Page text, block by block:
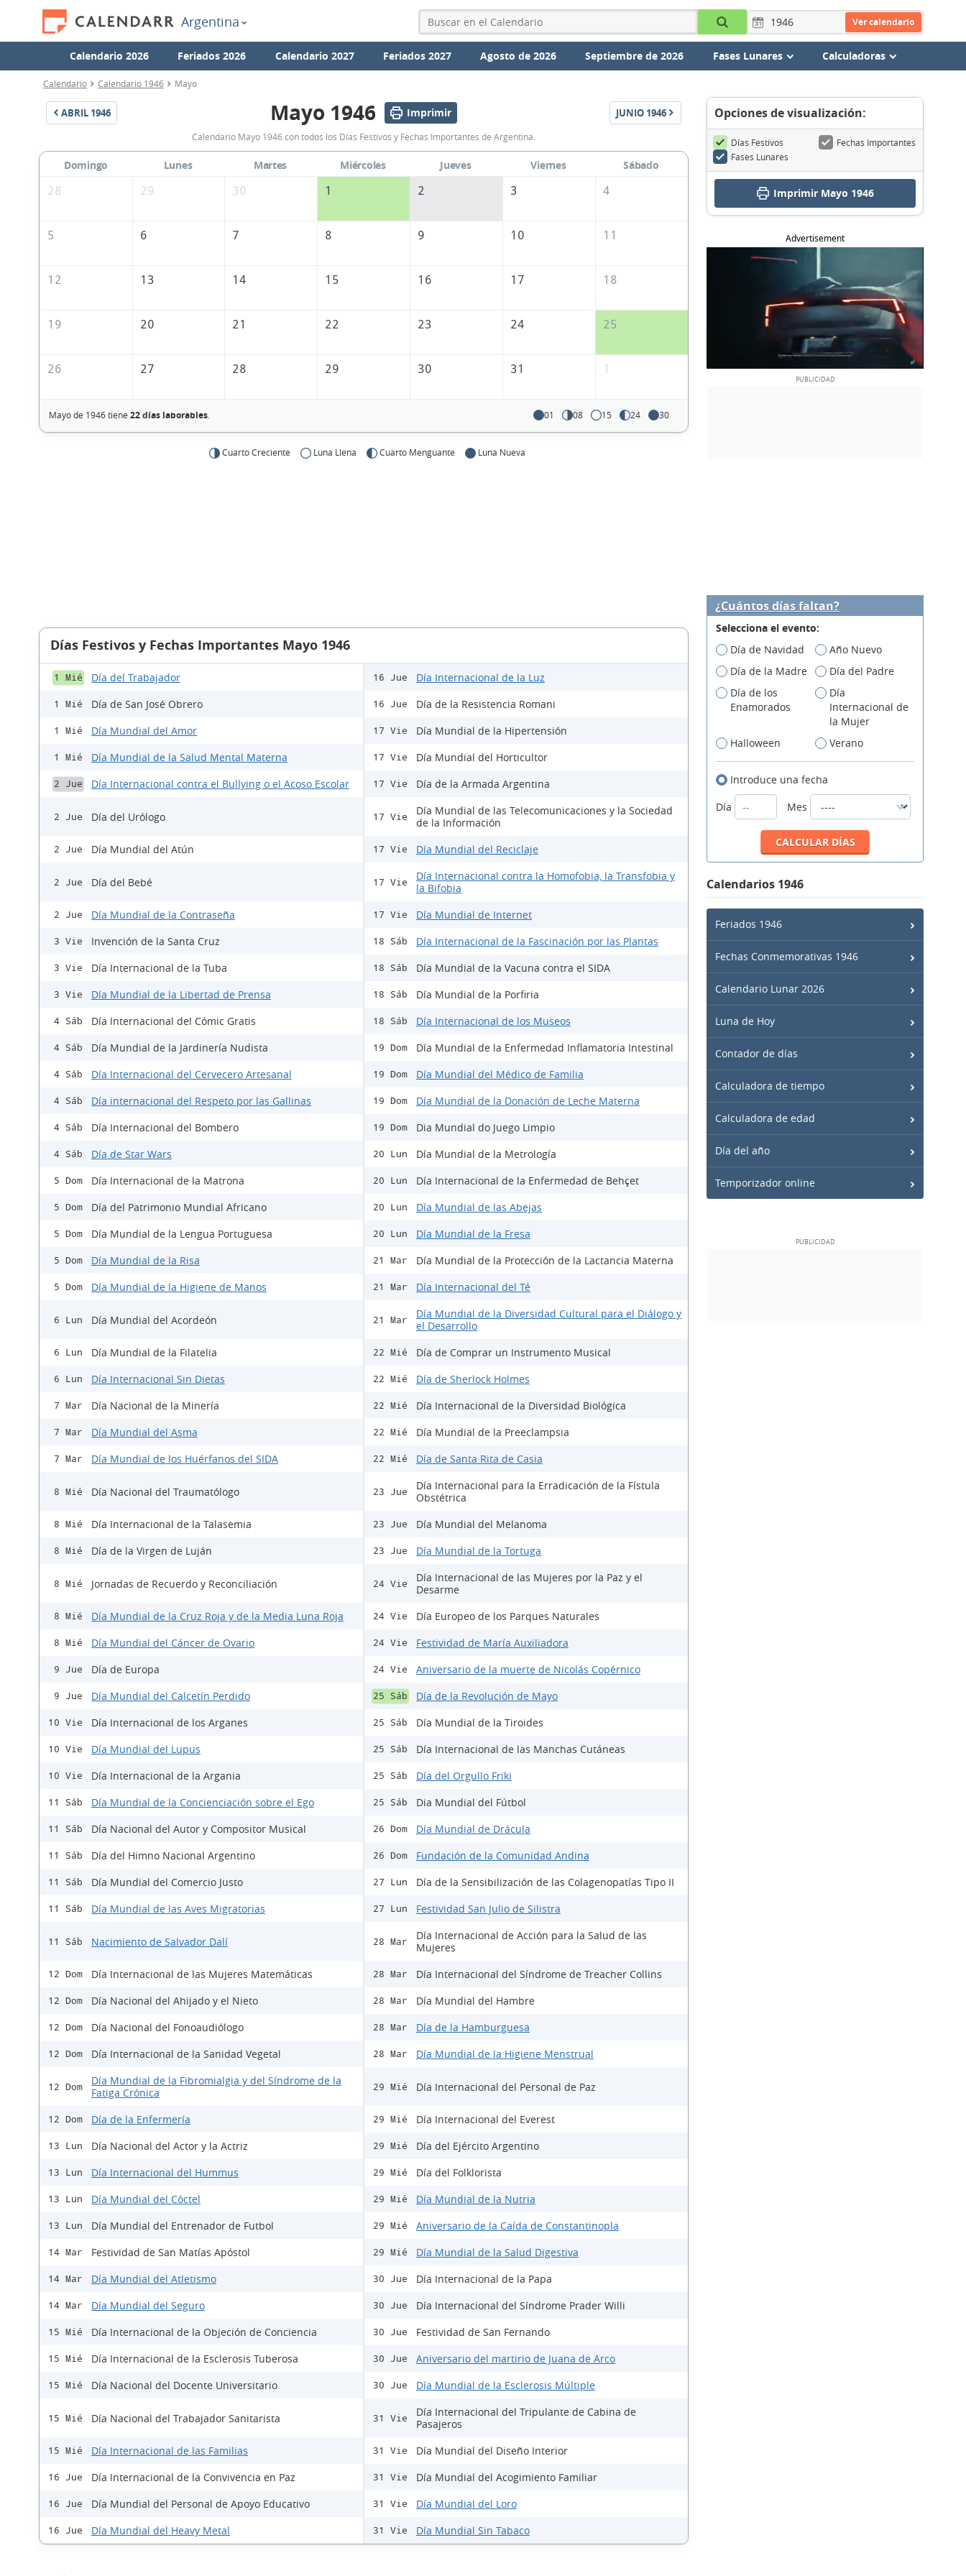
Argentina Ver calendario
Calendario 2026 Feriados 2026 Calendario 2027 Feriados 2027 Agosto de 2026 Septiembre de 2026 Fases Lunares Calculadoras
Calendario Calendario 1946 Mayo
ABRIL 1946
Calendario
Mayo
1946
Argentina
Mayo 1946 Imprimir JUNIO 1946
Calendario Mayo 1946 con todos los Días Festivos y Fechas Importantes de Argentina.
Domingo Lunes Martes Miércoles Jueves Viernes
Sábado
28
29 30 1 2 3 4
5 6 7 8 9 10 11
12 13 14 15 16 17 18
19 20 21 22 23 24 25
26 27 28 29 30 31 1
Mayo de 1946 tiene 22 días laborables. 01 08 15 24 30
Cuarto Creciente Luna Llena Cuarto Menguante Luna Nueva
Opciones de visualización:
Días Festivos
Fechas Importantes
Fases Lunares
Imprimir Mayo 1946
Advertisement
Días Festivos y Fechas Importantes Mayo 1946
1 Mié Día del Trabajador
1 Mié Día de San José Obrero
1 Mié Día Mundial del Amor
1 Mié Día Mundial de la Salud Mental Materna
2 Jue Día Internacional contra el Bullying o el Acoso Escolar
2 Jue Día del Urólogo
2 Jue Día Mundial del Atún
2 Jue Día del Bebé
2 Jue Día Mundial de la Contraseña
3 Vie Invención de la Santa Cruz
3 Vie Día Internacional de la Tuba
3 Vie Día Mundial de la Libertad de Prensa
4 Sáb Día Internacional del Cómic Gratis
4 Sáb Día Mundial de la Jardinería Nudista
4 Sáb Día Internacional del Cervecero Artesanal
4 Sáb Día internacional del Respeto por las Gallinas
4 Sáb Día Internacional del Bombero
4 Sáb Día de Star Wars
5 Dom Día Internacional de la Matrona
5 Dom Día del Patrimonio Mundial Africano
5 Dom Día Mundial de la Lengua Portuguesa
5 Dom Día Mundial de la Risa
5 Dom Día Mundial de la Higiene de Manos
6 Lun Día Mundial del Acordeón
6 Lun Día Mundial de la Filatelia
6 Lun Día Internacional Sin Dietas
7 Mar Día Nacional de la Minería
7 Mar Día Mundial del Asma
7 Mar Día Mundial de los Huérfanos del SIDA
8 Mié Día Nacional del Traumatólogo
8 Mié Día Internacional de la Talasemia
8 Mié Día de la Virgen de Luján
8 Mié Jornadas de Recuerdo y Reconciliación
8 Mié Día Mundial de la Cruz Roja y de la Media Luna Roja
8 Mié Día Mundial del Cáncer de Ovario
9 Jue Día de Europa
9 Jue Día Mundial del Calcetín Perdido
10 Vie Día Internacional de los Arganes
10 Vie Día Mundial del Lupus
10 Vie Día Internacional de la Argania
11 Sáb Día Mundial de la Concienciación sobre el Ego
11 Sáb Día Nacional del Autor y Compositor Musical
11 Sáb Día del Himno Nacional Argentino
11 Sáb Día Mundial del Comercio Justo
11 Sáb Día Mundial de las Aves Migratorias
11 Sáb Nacimiento de Salvador Dalí
12 Dom Día Internacional de las Mujeres Matemáticas
12 Dom Día Nacional del Ahijado y el Nieto
12 Dom Día Nacional del Fonoaudiólogo
12 Dom Día Internacional de la Sanidad Vegetal
12 Dom
Día Mundial de la Fibromialgia y del Síndrome de la
Fatiga Crónica
12 Dom Día de la Enfermería
13 Lun Día Nacional del Actor y la Actriz
13 Lun Día Internacional del Hummus
13 Lun Día Mundial del Cóctel
13 Lun Día Mundial del Entrenador de Futbol
14 Mar Festividad de San Matías Apóstol
14 Mar Día Mundial del Atletismo
14 Mar Día Mundial del Seguro
15 Mié Día Internacional de la Objeción de Conciencia
15 Mié Día Internacional de la Esclerosis Tuberosa
15 Mié Día Nacional del Docente Universitario
15 Mié Día Nacional del Trabajador Sanitarista
15 Mié Día Internacional de las Familias
16 Jue Día Internacional de la Convivencia en Paz
16 Jue Día Mundial del Personal de Apoyo Educativo
16 Jue Día Mundial del Heavy Metal
16 Jue Día Internacional de la Luz
16 Jue Día de la Resistencia Romani
17 Vie Día Mundial de la Hipertensión
17 Vie Día Mundial del Horticultor
17 Vie Día de la Armada Argentina
17 Vie
Día Mundial de las Telecomunicaciones y la Sociedad
de la Información
17 Vie Día Mundial del Reciclaje
17 Vie
Día Internacional contra la Homofobia, la Transfobia y
la Bifobia
17 Vie Día Mundial de Internet
18 Sáb Día Internacional de la Fascinación por las Plantas
18 Sáb Día Mundial de la Vacuna contra el SIDA
18 Sáb Día Mundial de la Porfiria
18 Sáb Día Internacional de los Museos
19 Dom Día Mundial de la Enfermedad Inflamatoria Intestinal
19 Dom Día Mundial del Médico de Familia
19 Dom Día Mundial de la Donación de Leche Materna
19 Dom Dia Mundial do Juego Limpio
20 Lun Día Mundial de la Metrología
20 Lun Día Internacional de la Enfermedad de Behçet
20 Lun Día Mundial de las Abejas
20 Lun Día Mundial de la Fresa
21 Mar Día Mundial de la Protección de la Lactancia Materna
21 Mar Día Internacional del Té
21 Mar
Día Mundial de la Diversidad Cultural para el Diálogo y
el Desarrollo
22 Mié Día de Comprar un Instrumento Musical
22 Mié Día de Sherlock Holmes
22 Mié Día Internacional de la Diversidad Biológica
22 Mié Día Mundial de la Preeclampsia
22 Mié Día de Santa Rita de Casia
23 Jue
Día Internacional para la Erradicación de la Fístula
Obstétrica
23 Jue Día Mundial del Melanoma
23 Jue Día Mundial de la Tortuga
24 Vie
Día Internacional de las Mujeres por la Paz y el
Desarme
24 Vie Día Europeo de los Parques Naturales
24 Vie Festividad de María Auxiliadora
24 Vie Aniversario de la muerte de Nicolás Copérnico
25 Sáb Día de la Revolución de Mayo
25 Sáb Día Mundial de la Tiroides
25 Sáb Día Internacional de las Manchas Cutáneas
25 Sáb Día del Orgullo Friki
25 Sáb Dia Mundial del Fútbol
26 Dom Día Mundial de Drácula
26 Dom Fundación de la Comunidad Andina
27 Lun Día de la Sensibilización de las Colagenopatías Tipo II
27 Lun Festividad San Julio de Silistra
28 Mar
Día Internacional de Acción para la Salud de las
Mujeres
28 Mar Día Internacional del Síndrome de Treacher Collins
28 Mar Día Mundial del Hambre
28 Mar Día de la Hamburguesa
28 Mar Día Mundial de la Higiene Menstrual
29 Mié Día Internacional del Personal de Paz
29 Mié Día Internacional del Everest
29 Mié Día del Ejército Argentino
29 Mié Día del Folklorista
29 Mié Día Mundial de la Nutria
29 Mié Aniversario de la Caída de Constantinopla
29 Mié Día Mundial de la Salud Digestiva
30 Jue Día Internacional de la Papa
30 Jue Día Internacional del Síndrome Prader Willi
30 Jue Festividad de San Fernando
30 Jue Aniversario del martirio de Juana de Arco
30 Jue Día Mundial de la Esclerosis Múltiple
31 Vie
Día Internacional del Tripulante de Cabina de
Pasajeros
31 Vie Día Mundial del Diseño Interior
31 Vie Día Mundial del Acogimiento Familiar
31 Vie Día Mundial del Loro
31 Vie Día Mundial Sin Tabaco
¿Cuántos días faltan?
Selecciona el evento:
Día de Navidad
Año Nuevo
Día de la Madre
Día del Padre
Día de los
Enamorados
Día
Internacional de
la Mujer
Halloween
Verano
Introduce una fecha
Día
Mes
Calendarios 1946
Feriados 1946
Fechas Conmemorativas 1946
Calendario Lunar 2026
Luna de Hoy
Contador de días
Calculadora de tiempo
Calculadora de edad
Día del año
Temporizador online